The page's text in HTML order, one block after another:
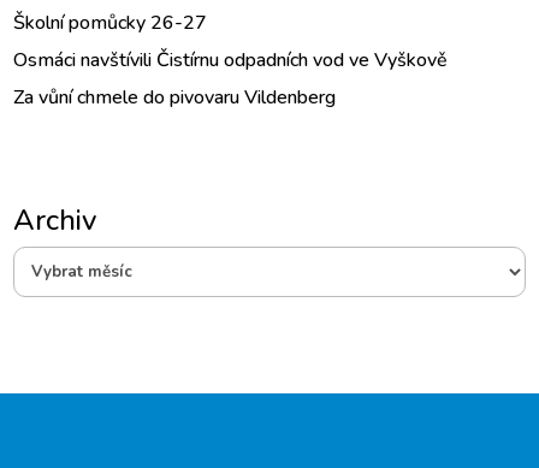
Školní pomůcky 26-27
Osmáci navštívili Čistírnu odpadních vod ve Vyškově
Za vůní chmele do pivovaru Vildenberg
ArchivArchiv